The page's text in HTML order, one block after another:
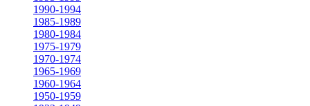
1990-1994
1985-1989
1980-1984
1975-1979
1970-1974
1965-1969
1960-1964
1950-1959